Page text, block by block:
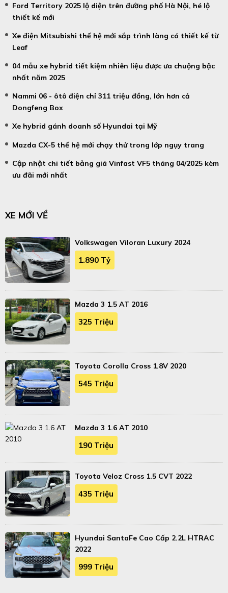
Ford Territory 2025 lộ diện trên đường phố Hà Nội, hé lộ
thiết kế mới
Xe điện Mitsubishi thế hệ mới sắp trình làng có thiết kế từ
Leaf
04 mẫu xe hybrid tiết kiệm nhiên liệu được ưa chuộng bậc
nhất năm 2025
Nammi 06 - ôtô điện chỉ 311 triệu đồng, lớn hơn cả
Dongfeng Box
Xe hybrid gánh doanh số Hyundai tại Mỹ
Mazda CX-5 thế hệ mới chạy thử trong lớp ngụy trang
Cập nhật chi tiết bảng giá Vinfast VF5 tháng 04/2025 kèm
ưu đãi mới nhất
XE MỚI VỀ
Volkswagen Viloran Luxury 2024
1.890 Tỷ
Mazda 3 1.5 AT 2016
325 Triệu
Toyota Corolla Cross 1.8V 2020
545 Triệu
Mazda 3 1.6 AT 2010
190 Triệu
Toyota Veloz Cross 1.5 CVT 2022
435 Triệu
Hyundai SantaFe Cao Cấp 2.2L HTRAC
2022
999 Triệu